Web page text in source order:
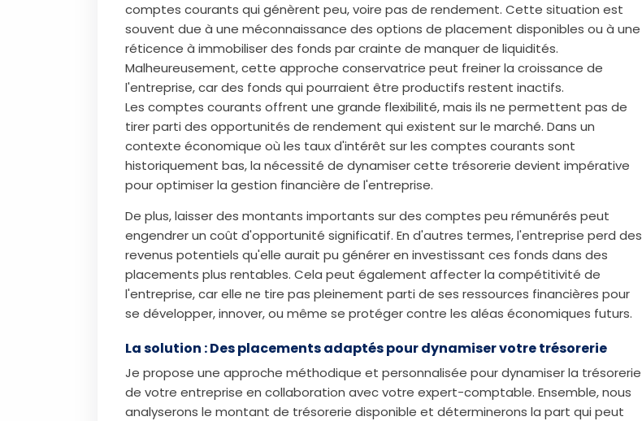
comptes courants qui génèrent peu, voire pas de rendement. Cette situation est
souvent due à une méconnaissance des options de placement disponibles ou à une
réticence à immobiliser des fonds par crainte de manquer de liquidités.
Malheureusement, cette approche conservatrice peut freiner la croissance de
l'entreprise, car des fonds qui pourraient être productifs restent inactifs.
Les comptes courants offrent une grande flexibilité, mais ils ne permettent pas de
tirer parti des opportunités de rendement qui existent sur le marché. Dans un
contexte économique où les taux d'intérêt sur les comptes courants sont
historiquement bas, la nécessité de dynamiser cette trésorerie devient impérative
pour optimiser la gestion financière de l'entreprise.
De plus, laisser des montants importants sur des comptes peu rémunérés peut
engendrer un coût d'opportunité significatif. En d'autres termes, l'entreprise perd des
revenus potentiels qu'elle aurait pu générer en investissant ces fonds dans des
placements plus rentables. Cela peut également affecter la compétitivité de
l'entreprise, car elle ne tire pas pleinement parti de ses ressources financières pour
se développer, innover, ou même se protéger contre les aléas économiques futurs.
La solution : Des placements adaptés pour dynamiser votre trésorerie
Je propose une approche méthodique et personnalisée pour dynamiser la trésorerie
de votre entreprise en collaboration avec votre expert-comptable. Ensemble, nous
analyserons le montant de trésorerie disponible et déterminerons la part qui peut